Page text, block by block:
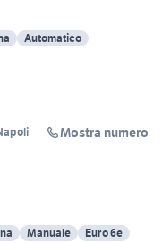
Automatico
Mostra numero
Manuale Euro 6e